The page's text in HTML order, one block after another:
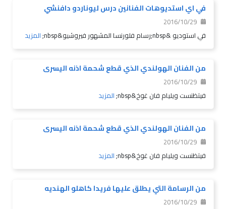
في اي استديوهات الفنانين درس ليوناردو دافنشي
2016/10/29
في استوديو &nbsp;رسام فلورنسا المشهور فيروشيو&nbsp;
المزيد
من الفنان الهولندي الذي قطع شحمة اذنه اليسرى
2016/10/29
فيتظنست ويليام فان غوخ&nbsp;
المزيد
من الفنان الهولندي الذي قطع شحمة اذنه اليسرى
2016/10/29
فيتظنست ويليام فان غوخ&nbsp;
المزيد
من الرسامة التي يطلق عليها فريدا كاهلو الهنديه
2016/10/29